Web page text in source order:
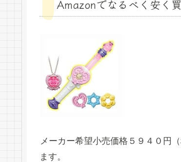
Amazonでなるべく安く
メーカー希望小売価格５９４０円
ます。